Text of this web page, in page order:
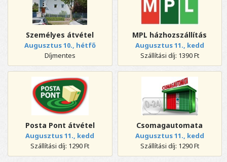
Személyes átvétel
Augusztus 10., hétfő
Díjmentes
MPL házhozszállítás
Augusztus 11., kedd
Szállítási díj: 1390 Ft
Posta Pont átvétel
Augusztus 11., kedd
Szállítási díj: 1290 Ft
Csomagautomata
Augusztus 11., kedd
Szállítási díj: 1290 Ft